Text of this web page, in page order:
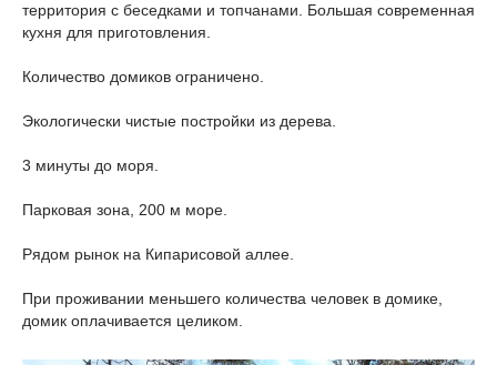
территория с беседками и топчанами. Большая современная
кухня для приготовления.
Количество домиков ограничено.
Экологически чистые постройки из дерева.
3 минуты до моря.
Парковая зона, 200 м море.
Рядом рынок на Кипарисовой аллее.
При проживании меньшего количества человек в домике,
домик оплачивается целиком.